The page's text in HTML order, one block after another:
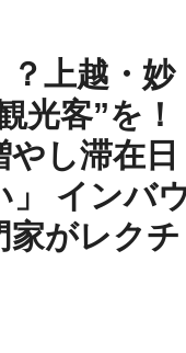
上越・妙
光客”を！
やし滞在日
」 インバ
家がレクチ